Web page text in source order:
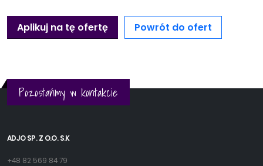
Aplikuj na tę ofertę Powrót do ofert
Pozostańmy w kontakcie
ADJO SP. Z O.O. S.K
+48 82 569 84 79